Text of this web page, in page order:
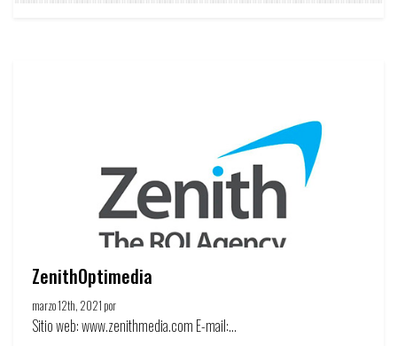
ZenithOptimedia
marzo 12th, 2021 por
Sitio web: www.zenithmedia.com E-mail:...